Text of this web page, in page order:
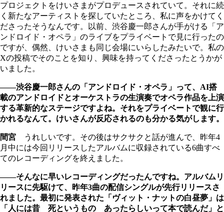
プロジェクトをけいさまがプロデュースされていて。それに続
く新たなアーティストを探していたところ、私に声をかけてく
ださったそうなんです。以前、渋谷慶一郎さんが手がける「ア
ンドロイド・オペラ」のライブをプライベートで見に行ったの
ですが、偶然、けいさまも同じ会場にいらしたみたいで。私の
Xの投稿でそのことを知り、興味を持ってくださったとうかが
いました。
――渋谷慶一郎さんの「アンドロイド・オペラ」って、AI搭
載のアンドロイドとオーケストラの生演奏でオペラ作品を上演
する革新的なステージですよね。それをプライベートで観に行
かれるなんて。けいさんが反応されるのも分かる気がします。
間宮 うれしいです。その後はサクサクと話が進んで、昨年4
月中には今回リリースしたアルバムに収録されている6曲すべ
てのレコーディングを終えました。
――そんなに早いレコーディングだったんですね。アルバムリ
リースに先駆けて、昨年3曲の配信シングルが先行リリースさ
れました。最初に発表された「ヴィット・ナットの白昼夢」は
「人には昔 死というもの あったらしいって本で読んだ」と